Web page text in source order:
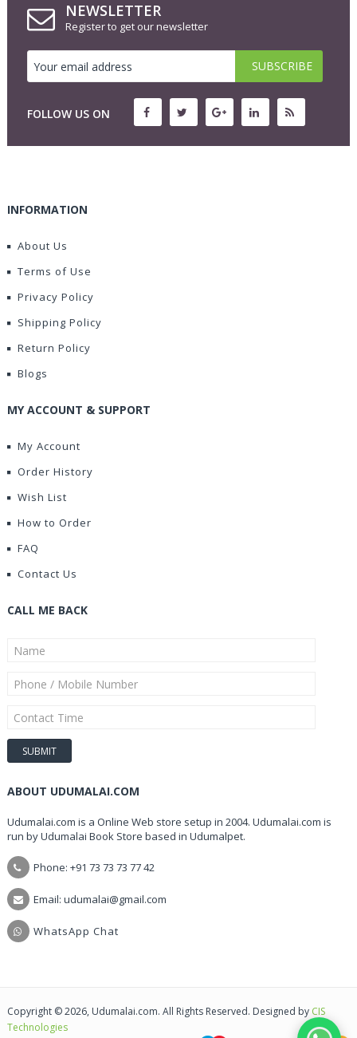
NEWSLETTER
Register to get our newsletter
FOLLOW US ON
INFORMATION
About Us
Terms of Use
Privacy Policy
Shipping Policy
Return Policy
Blogs
MY ACCOUNT & SUPPORT
My Account
Order History
Wish List
How to Order
FAQ
Contact Us
CALL ME BACK
ABOUT UDUMALAI.COM
Udumalai.com is a Online Web store setup in 2004. Udumalai.com is
run by Udumalai Book Store based in Udumalpet.
Phone: +91 73 73 73 77 42
Email: udumalai@gmail.com
WhatsApp Chat
Copyright © 2026, Udumalai.com. All Rights Reserved. Designed by CIS
Technologies